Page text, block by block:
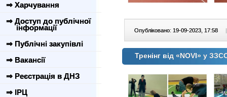
⇒ Харчування
⇒ Доступ до публічної
інформації
⇒ Публічні закупівлі
⇒ Вакансії
⇒ Реєстрація в ДНЗ
⇒ ІРЦ
Опубліковано: 19-09-2023, 17:58 |
Тренінг від «NOVI» у